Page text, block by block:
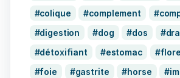
colique
complement
digestion
dog dos
détoxifiant
estomac
foie
gastrite horse